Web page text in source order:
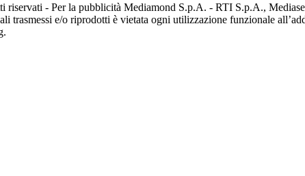
- Per la pubblicità Mediamond S.p.A. - RTI S.p.A.,
trasmessi e/o riprodotti è vietata ogni utilizzazione funzionale